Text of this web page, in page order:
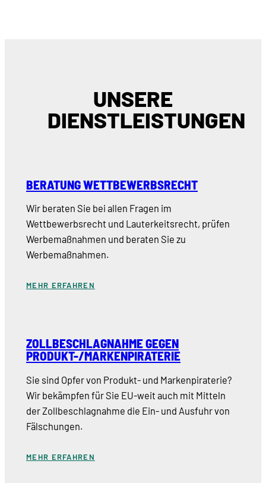
UNSERE
DIENSTLEISTUNGEN
BERATUNG WETTBEWERBSRECHT
Wir beraten Sie bei allen Fragen im
Wettbewerbsrecht und Lauterkeitsrecht, prüfen
Werbemaßnahmen und beraten Sie zu
Werbemaßnahmen.
MEHR ERFAHREN
ZOLLBESCHLAGNAHME GEGEN
PRODUKT-/MARKENPIRATERIE
Sie sind Opfer von Produkt- und Markenpiraterie?
Wir bekämpfen für Sie EU-weit auch mit Mitteln
der Zollbeschlagnahme die Ein- und Ausfuhr von
Fälschungen.
MEHR ERFAHREN